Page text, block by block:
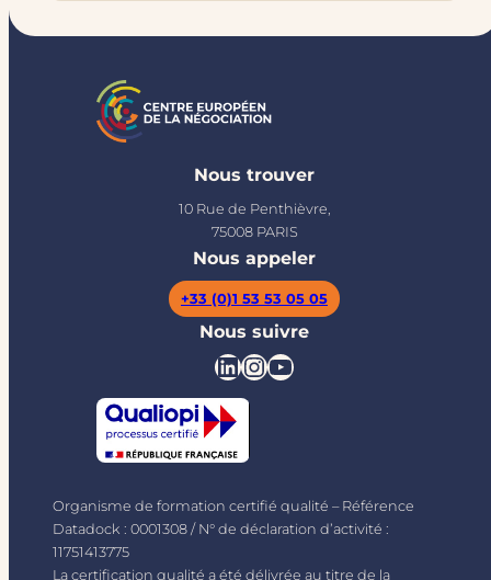
Nous trouver
10 Rue de Penthièvre,
75008 PARIS
Nous appeler
+33 (0)1 53 53 05 05
Nous suivre
LinkedIn InstagramYouTube
Organisme de formation certifié qualité – Référence
Datadock : 0001308 / N° de déclaration d’activité :
11751413775
La certification qualité a été délivrée au titre de la